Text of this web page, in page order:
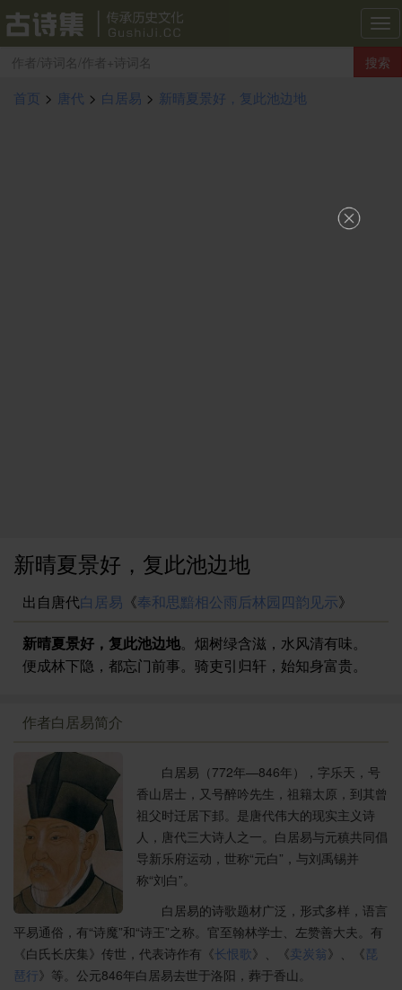
古
诗
集
搜索
首页 > 唐代 > 白居易 > 新晴夏景好，复此池边地
新晴夏景好，复此池边地
出自唐代白居易 《奉和思黯相公雨后林园四韵见示》
新晴夏景好，复此池边地。烟树绿含滋，水风清有味。
便成林下隐，都忘门前事。骑吏引归轩，始知身富贵。
作者白居易简介
白居易（772年—846年），字乐天，号
香山居士，又号醉吟先生，祖籍太原，到其曾
祖父时迁居下邽。是唐代伟大的现实主义诗
人，唐代三大诗人之一。白居易与元稹共同倡
导新乐府运动，世称“元白”，与刘禹锡并
称“刘白”。
白居易的诗歌题材广泛，形式多样，语言
平易通俗，有“诗魔”和“诗王”之称。官至翰林学士、左赞善大夫。有
《白氏长庆集》传世，代表诗作有《长恨歌》、《卖炭翁》、《琵
琶行》等。公元846年白居易去世于洛阳，葬于香山。